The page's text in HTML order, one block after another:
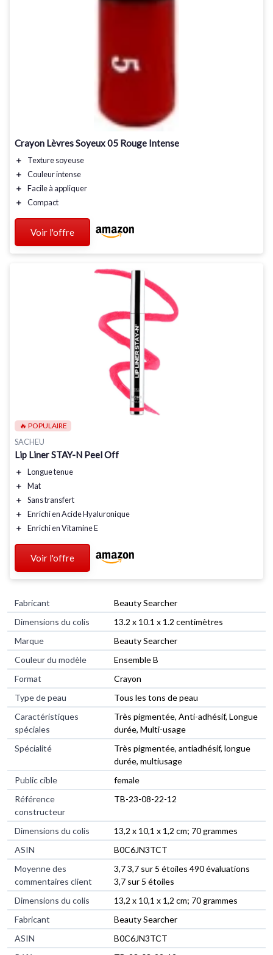
Crayon Lèvres Soyeux 05 Rouge Intense
＋
Texture soyeuse
＋
Couleur intense
＋
Facile à appliquer
＋
Compact
Voir l'offre
🔥 POPULAIRE
SACHEU
Lip Liner STAY-N Peel Off
＋
Longue tenue
＋
Mat
＋
Sans transfert
＋
Enrichi enAcide Hyaluronique
＋
Enrichi enVitamine E
Voir l'offre
Fabricant
‎Beauty Searcher
Dimensions du colis
‎13.2 x 10.1 x 1.2 centimètres
Marque
‎Beauty Searcher
Couleur du modèle
‎Ensemble B
Format
‎Crayon
Type de peau
‎Tous les tons de peau
Caractéristiques
spéciales
‎Très pigmentée, Anti-adhésif, Longue
durée, Multi-usage
Spécialité
‎Très pigmentée, antiadhésif, longue
durée, multiusage
Public cible
‎female
Référence
constructeur
‎TB-23-08-22-12
Dimensions du colis
‎13,2 x 10,1 x 1,2 cm; 70 grammes
ASIN
‎B0C6JN3TCT
Moyenne des
commentaires client
3,7 3,7 sur 5 étoiles 490 évaluations
3,7 sur 5 étoiles
Dimensions du colis
13,2 x 10,1 x 1,2 cm; 70 grammes
Fabricant
Beauty Searcher
ASIN
B0C6JN3TCT